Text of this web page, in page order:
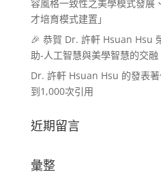
容風格一致性之美學模式發展
才培育模式建置」
🎉 恭賀 Dr. 許軒 Hsuan Hsu
助-人工智慧與美學智慧的交融
Dr. 許軒 Hsuan Hsu 的發表
到1,000次引用
近期留言
彙整